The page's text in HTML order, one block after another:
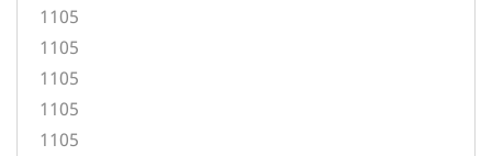
1105
1105
1105
1105
1105